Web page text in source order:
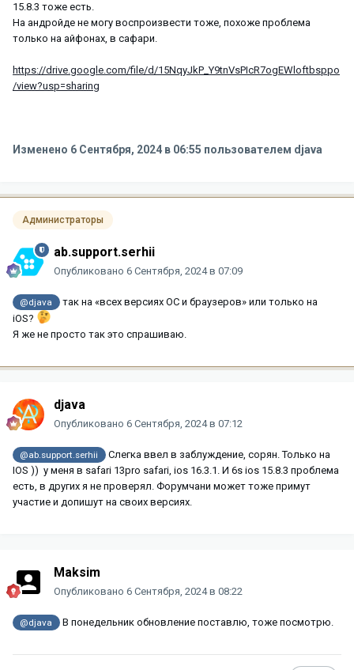
15.8.3 тоже есть.
На андройде не могу воспроизвести тоже, похоже проблема
только на айфонах, в сафари.
https://drive.google.com/file/d/15NqyJkP_Y9tnVsPIcR7ogEWloftbsppo
/view?usp=sharing
Изменено 6 Сентября, 2024 в 06:55 пользователем djava
Администраторы
ab.support.serhii
Опубликовано 6 Сентября, 2024 в 07:09
@djava
так на «всех версиях ОС и браузеров» или только на
iOS?
Я же не просто так это спрашиваю.
djava
Опубликовано 6 Сентября, 2024 в 07:12
@ab.support.serhii
Слегка ввел в заблуждение, сорян. Только на
IOS )) у меня в safari 13pro safari, ios 16.3.1. И 6s ios 15.8.3 проблема
есть, в других я не проверял. Форумчани может тоже примут
участие и допишут на своих версиях.
Maksim
Опубликовано 6 Сентября, 2024 в 08:22
@djava В понедельник обновление поставлю, тоже посмотрю.